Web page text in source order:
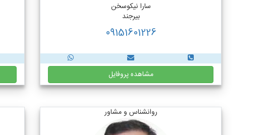
سارا نیکوسخن
بیرجند
09151601226
مشاهده پروفایل
روانشناس و مشاور